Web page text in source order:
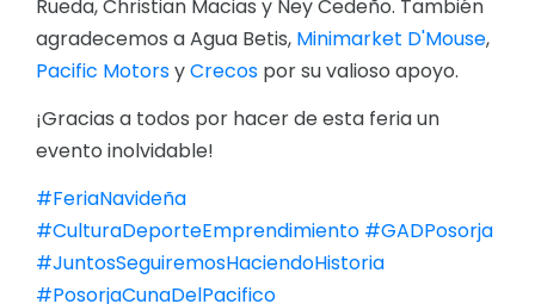
Rueda, Christian Macias y Ney Cedeño. También
agradecemos a Agua Betis, Minimarket D'Mouse,
Pacific MotorsyCrecos por su valioso apoyo.
¡Gracias a todos por hacer de esta feria un
evento inolvidable!
#FeriaNavideña
#CulturaDeporteEmprendimiento #GADPosorja
#JuntosSeguiremosHaciendoHistoria
#PosorjaCunaDelPacifico